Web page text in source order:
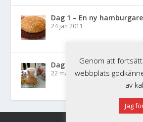
Dag 1 – En ny
24 jan 2011
Dag 1 – Nytt Happy Meal
22 mar 2010
Genom att
webbplats
av
Jag